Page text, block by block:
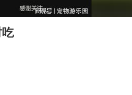
第三者育子
中国记者